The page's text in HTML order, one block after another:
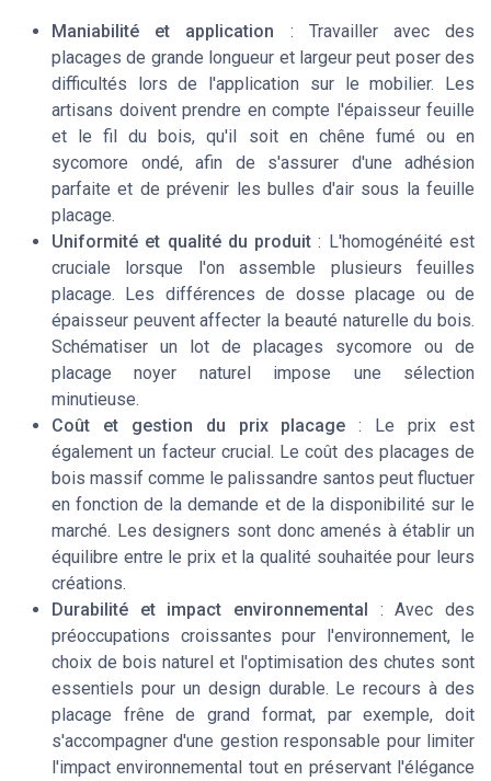
Maniabilité et application : Travailler avec des
placages de grande longueur et largeur peut poser des
difficultés lors de l'application sur le mobilier. Les
artisans doivent prendre en compte l'épaisseur feuille
et le fil du bois, qu'il soit en chêne fumé ou en
sycomore ondé, afin de s'assurer d'une adhésion
parfaite et de prévenir les bulles d'air sous la feuille
placage.
Uniformité et qualité du produit : L'homogénéité est
cruciale lorsque l'on assemble plusieurs feuilles
placage. Les différences de dosse placage ou de
épaisseur peuvent affecter la beauté naturelle du bois.
Schématiser un lot de placages sycomore ou de
placage noyer naturel impose une sélection
minutieuse.
Coût et gestion du prix placage : Le prix est
également un facteur crucial. Le coût des placages de
bois massif comme le palissandre santos peut fluctuer
en fonction de la demande et de la disponibilité sur le
marché. Les designers sont donc amenés à établir un
équilibre entre le prix et la qualité souhaitée pour leurs
créations.
Durabilité et impact environnemental : Avec des
préoccupations croissantes pour l'environnement, le
choix de bois naturel et l'optimisation des chutes sont
essentiels pour un design durable. Le recours à des
placage frêne de grand format, par exemple, doit
s'accompagner d'une gestion responsable pour limiter
l'impact environnemental tout en préservant l'élégance